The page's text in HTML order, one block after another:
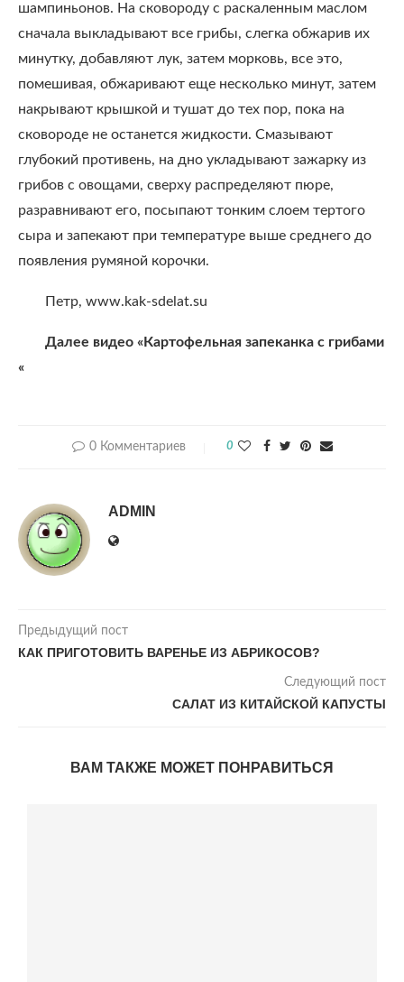
шампиньонов. На сковороду с раскаленным маслом
сначала выкладывают все грибы, слегка обжарив их
минутку, добавляют лук, затем морковь, все это,
помешивая, обжаривают еще несколько минут, затем
накрывают крышкой и тушат до тех пор, пока на
сковороде не останется жидкости. Смазывают
глубокий противень, на дно укладывают зажарку из
грибов с овощами, сверху распределяют пюре,
разравнивают его, посыпают тонким слоем тертого
сыра и запекают при температуре выше среднего до
появления румяной корочки.
Петр, www.kak-sdelat.su
Далее видео «Картофельная запеканка с грибами
«
0 Комментариев 0
ADMIN
Предыдущий пост
КАК ПРИГОТОВИТЬ ВАРЕНЬЕ ИЗ АБРИКОСОВ?
Следующий пост
САЛАТ ИЗ КИТАЙСКОЙ КАПУСТЫ
ВАМ ТАКЖЕ МОЖЕТ ПОНРАВИТЬСЯ